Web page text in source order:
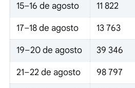
15–16 de agosto 11 822
17–18 de agosto 13 763
19–20 de agosto 39 346
21–22 de agosto 98 797